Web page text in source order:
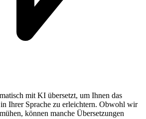
mit KI übersetzt, um Ihnen das
Ihrer Sprache zu erleichtern. Obwohl wir
können manche Übersetzungen